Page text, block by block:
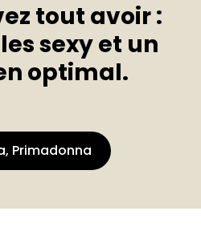
tout avoir :
sexy et un
optimal.
Primadonna